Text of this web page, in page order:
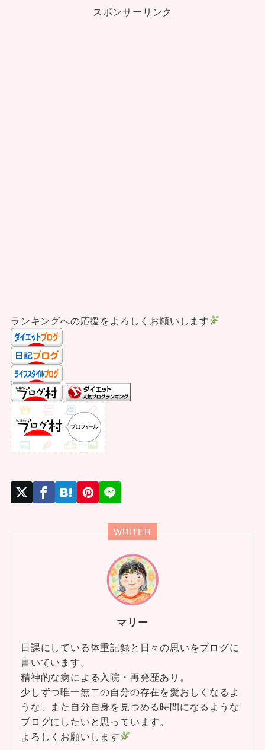
スポンサーリンク
ランキングへの応援をよろしくお願いします
WRITER
マリー
日課にしている体重記録と日々の思いをブログに
書いています。
精神的な病による入院・再発歴あり。
少しずつ唯一無二の自分の存在を愛おしくなるよ
うな、また自分自身を見つめる時間になるような
ブログにしたいと思っています。
よろしくお願いします